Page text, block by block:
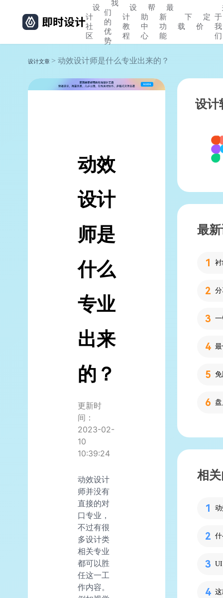
设
计
社
区
我
们
的
优
势
设
计
教
程
帮
助
中
心
最
新
功
能
下
载
定
价
于
我
们
设计文章 > 动效设计师是什么专业出来的？
动效
设计
师是
什么
专业
出来
的？
更新时
间：
2023-02-
10
10:39:24
动效设计
师并没有
直接的对
口专业，
不过有很
多设计类
相关专业
都可以胜
任这一工
作内容。
设计
最
相